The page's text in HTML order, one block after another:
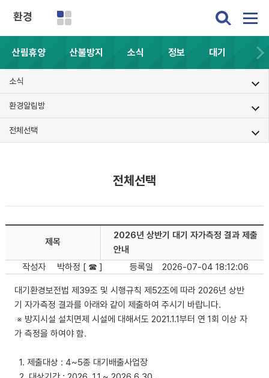
환경
산림휴양 산불방지 소식 정보 대기
소식
환경알림방
전체선택
전체선택
제목
2026년 상반기 대기 자가측정 결과 제출
안내
등록일
2026-07-04 18:12:06
작성자 박하정 [ ☎ ]
대기환경보전법 제39조 및 시행규칙 제52조에 따라 2026년 상반
기 자가측정 결과를 아래와 같이 제출하여 주시기 바랍니다.
※ 방지시설 설치면제 시설에 대해서도 2021.1.1부터 연 1회 이상 자
가 측정을 하여야 함.
1. 제출대상 : 4~5종 대기배출사업장